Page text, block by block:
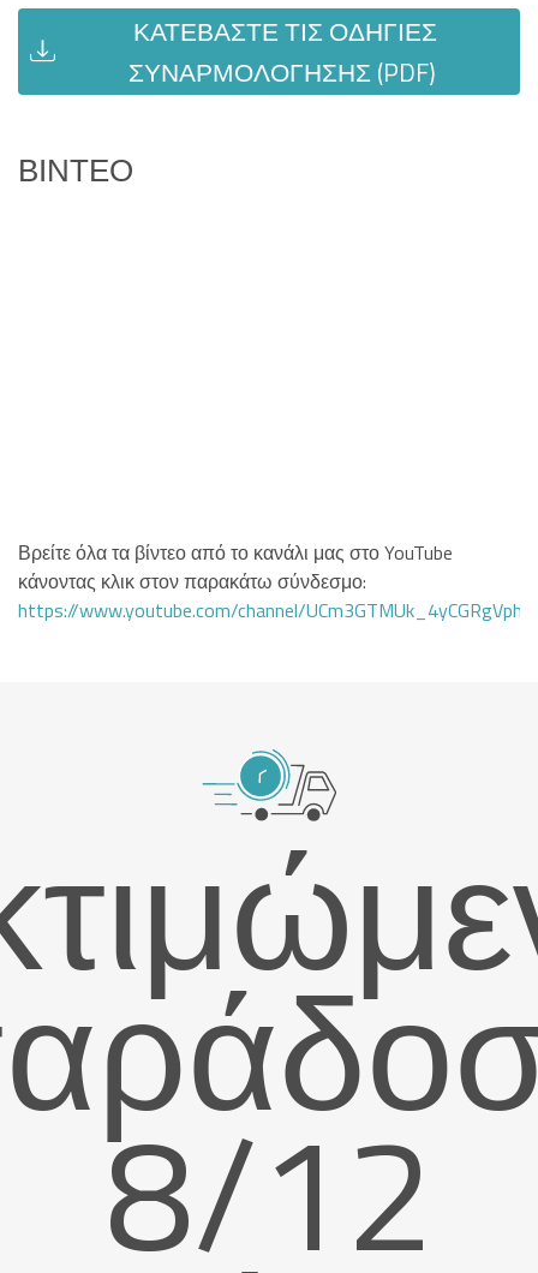
ΚΑΤΕΒΆΣΤΕ ΤΙΣ ΟΔΗΓΊΕΣ
ΣΥΝΑΡΜΟΛΌΓΗΣΗΣ (PDF)
ΒΊΝΤΕΟ
Βρείτε όλα τα βίντεο από το κανάλι μας στο YouTube
κάνοντας κλικ στον παρακάτω σύνδεσμο:
https://www.youtube.com/channel/
8/12